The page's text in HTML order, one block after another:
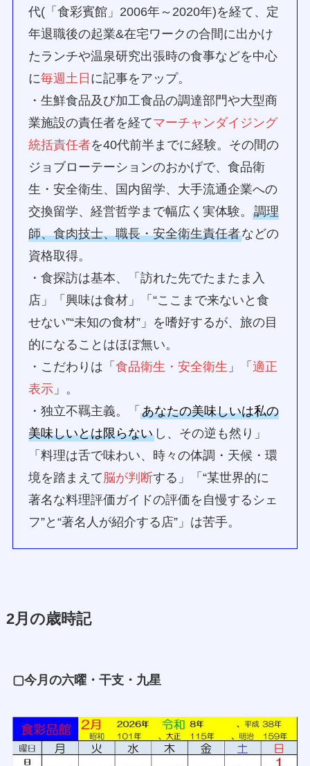
代(「食彩賓館」2006年～2020年)を経て、定
年退職後の起業&在宅ワークの合間に出かけ
たランチや温泉研究出張時の食事などを中心
に毎週土日 に記事をアップ。
・生鮮食品及び加工食品の調達部門や大型商
業施設の責任者を経てマーチャンダイジング
統括責任者を40代前半までに経験。その間の
ジョブローテーションのおかげで、食品衛
生・安全衛生、国内留学、大手流通企業への
交換留学、経営哲学まで幅広く実体験。調理
師、食肉技士、職長・安全衛生責任者などの
資格取得。
・食探訪は基本、「訪れた先でたまたま入
店」「興味は食材」「“ここまで来ないと食
せない”“未知の食材”」を嗜好するが、旅の目
的になることはほぼ無い。
・こだわりは「食品衛生・安全衛生 」「適正
表示 」。
・独立不羈主義。「あなたの美味しいは私の
美味しいとは限らない し、その逆も然り」
「料理は舌で味わい、時々の体調・天候・環
境を踏まえて 脳が判断する」「“某世界的に
著名な料理評価ガイドの評価を自慢するシェ
フ”と“著名人が紹介する店”」は苦手。
2月の歳時記
▢今月の六曜・干支・九星